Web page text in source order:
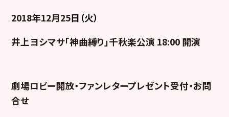
2018年12月25日（火）
井上ヨシマサ「神曲縛り」千秋楽公演 18:00 開演
劇場ロビー開放・ファンレタープレゼント受付・お問
合せ